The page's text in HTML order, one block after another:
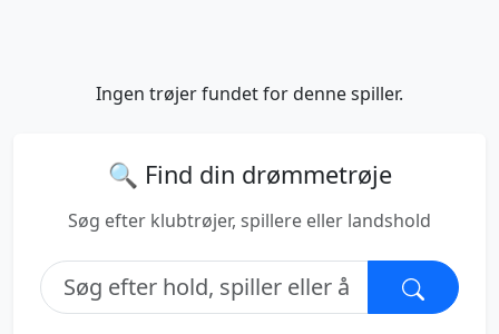
Ingen trøjer fundet for denne spiller.
🔍 Find din drømmetrøje
Søg efter klubtrøjer, spillere eller landshold